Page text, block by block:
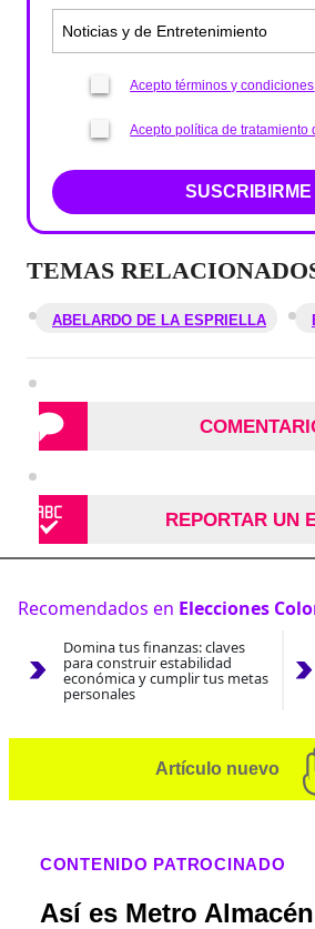
Acepto términos y condiciones
Acepto política de tratamiento
SUSCRIBIRME
TEMAS
ABELARDO DE LA ESPRIELLA
REPORTAR UN
Recomendados en Elecciones
Domina tus finanzas: claves
para construir estabilidad
económica y cumplir tus metas
personales
Artículo nuevo
CONTENIDO PATROCINADO
Así es Metro